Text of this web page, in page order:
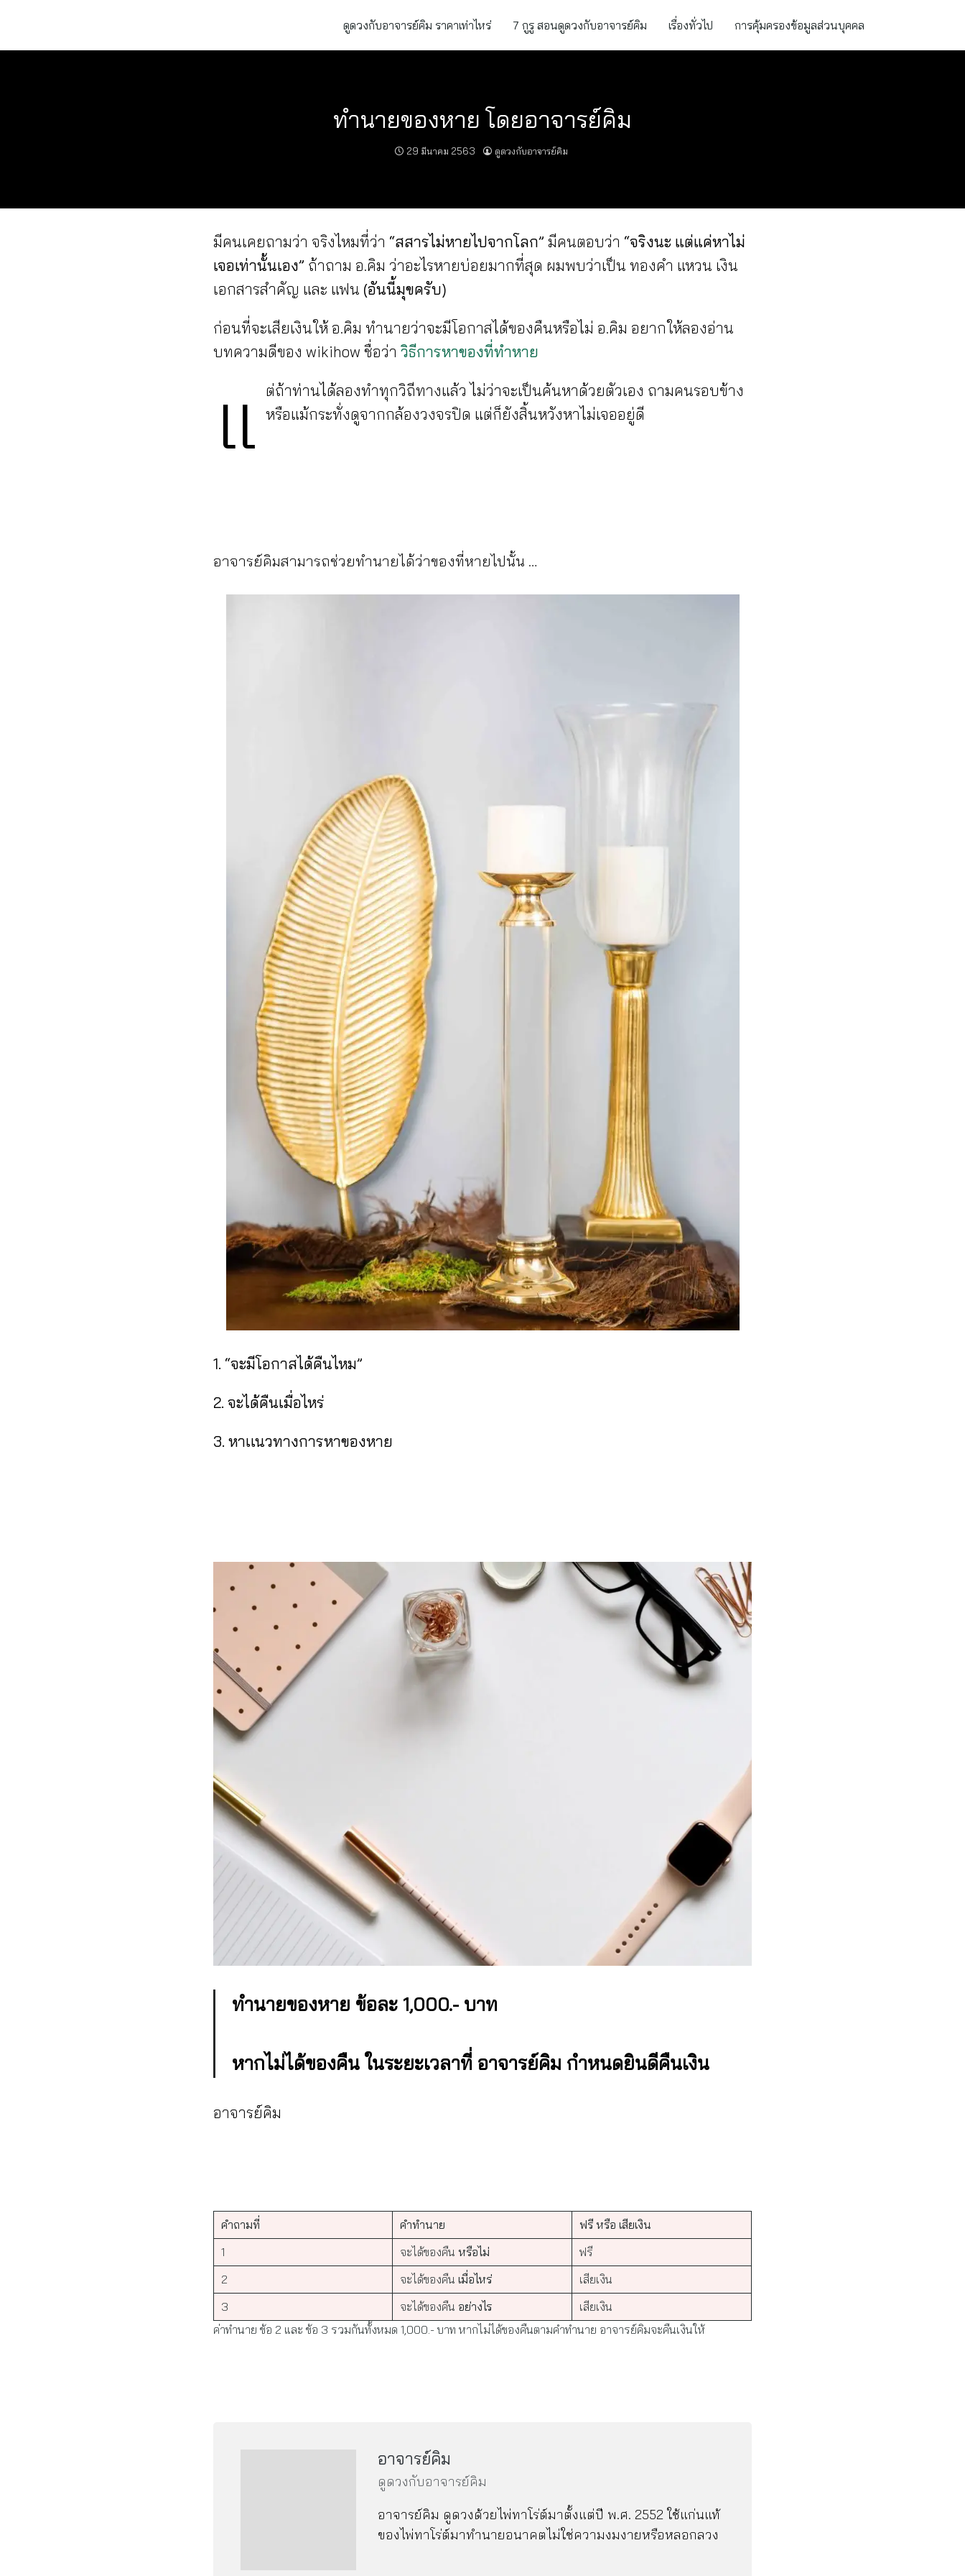
ดูดวงกับอาจารย์คิม ราคาเท่าไหร่ 7 กูรู สอนดูดวงกับอาจารย์คิม เรื่องทั่วไป การคุ้มครองข้อมูลส่วนบุคคล
ค้นหา
ทำนายของหาย โดยอาจารย์คิม
29 มีนาคม 2563 ดูดวงกับอาจารย์คิม
มีคนเคยถามว่า จริงไหมที่ว่า “สสารไม่หายไปจากโลก” มีคนตอบว่า “จริงนะ แต่แค่หาไม่
เจอเท่านั้นเอง” ถ้าถาม อ.คิม ว่าอะไรหายบ่อยมากที่สุด ผมพบว่าเป็น ทองคำ แหวน เงิน
เอกสารสำคัญ และ แฟน (อันนี้มุขครับ)
ก่อนที่จะเสียเงินให้ อ.คิม ทำนายว่าจะมีโอกาสได้ของคืนหรือไม่ อ.คิม อยากให้ลองอ่าน
บทความดีของ wikihow ชื่อว่า วิธีการหาของที่ทำหาย
แ
ต่ถ้าท่านได้ลองทำทุกวิถีทางแล้ว ไม่ว่าจะเป็นค้นหาด้วยตัวเอง ถามคนรอบข้าง
หรือแม้กระทั่งดูจากกล้องวงจรปิด แต่ก็ยังสิ้นหวังหาไม่เจออยู่ดี
อาจารย์คิมสามารถช่วยทำนายได้ว่าของที่หายไปนั้น …
1. “จะมีโอกาสได้คืนไหม”
2. จะได้คืนเมื่อไหร่
3. หาเเนวทางการหาของหาย
ทำนายของหาย ข้อละ 1,000.- บาท
หากไม่ได้ของคืน ในระยะเวลาที่ อาจารย์คิม กำหนดยินดีคืนเงิน
อาจารย์คิม
คำถามที่ คำทำนาย
ฟรี หรือ เสียเงิน
1
จะได้ของคืน หรือไม่
ฟรี
2
จะได้ของคืน เมื่อไหร่
เสียเงิน
3
จะได้ของคืน อย่างไร
เสียเงิน
ค่าทำนาย ข้อ 2 และ ข้อ 3 รวมกันทั้งหมด 1,000.- บาท หากไม่ได้ของคืนตามคำทำนาย อาจารย์คิมจะคืนเงินให้
อาจารย์คิม
ดูดวงกับอาจารย์คิม
อาจารย์คิม ดูดวงด้วยไพ่ทาโร่ต์มาตั้งแต่ปี พ.ศ. 2552 ใช้แก่นแท้
ของไพ่ทาโร่ต์มาทำนายอนาคตไม่ใช่ความงมงายหรือหลอกลวง